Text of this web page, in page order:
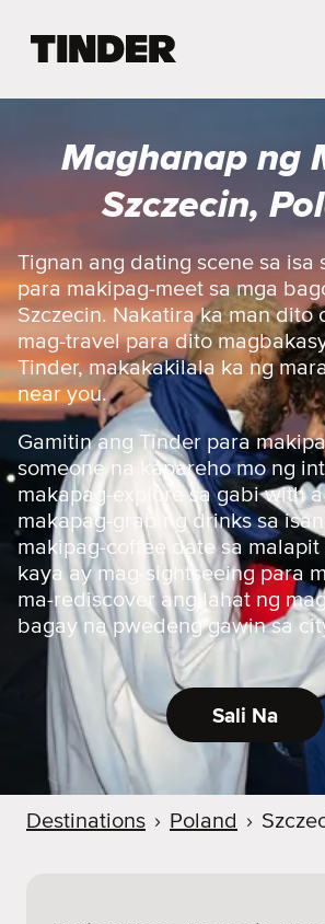
r
o
e
Maghanap ng
Szczecin,
Tignan ang dating scene sa isa
para makipag-meet sa mga
Szczecin. Nakatira ka man dito
mag-travel para dito
Tinder, makakakilala ka ng
near you.
Gamitin ang Tinder para
someone na kapareho mo ng
makapag-explore sa gabi with
makapag-grab ng drinks sa
makipag-coffee date sa malapit
kaya ay mag-sightseeing para
ma-rediscover ang lahat ng
bagay na pwedeng gawin sa
Sali Na
Destinations › Poland ›